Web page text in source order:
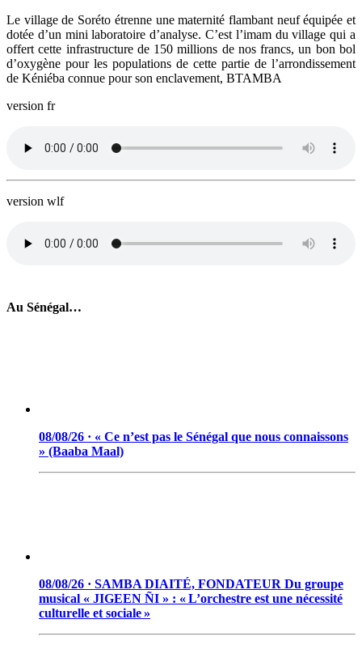
Le village de Soréto étrenne une maternité flambant neuf équipée et
dotée d’un mini laboratoire d’analyse. C’est l’imam du village qui a
offert cette infrastructure de 150 millions de nos francs, un bon bol
d’oxygène pour les populations de cette partie de l’arrondissement
de Kéniéba connue pour son enclavement, BTAMBA
version fr
version wlf
Au Sénégal…
08/08/26 · « Ce n’est pas le Sénégal que nous connaissons
» (Baaba Maal)
08/08/26 · SAMBA DIAITÉ, FONDATEUR Du groupe
musical « JIGEEN ÑI » : « L’orchestre est une nécessité
culturelle et sociale »